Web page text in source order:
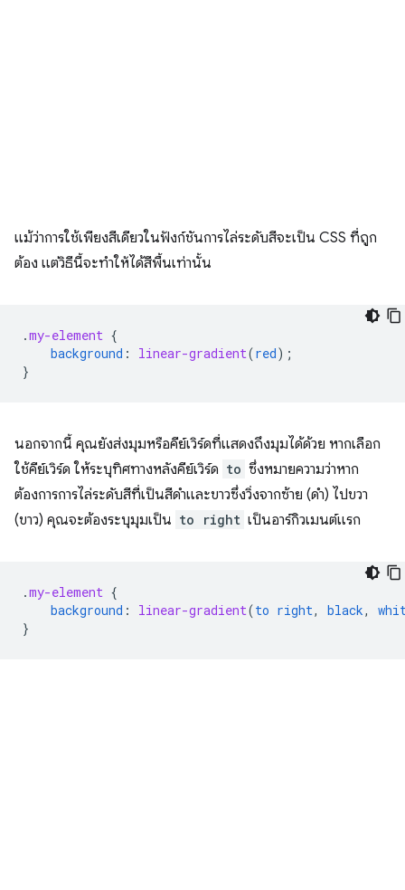
แม้ว่าการใช้เพียงสีเดียวในฟังก์ชันการไล่ระดับสีจะเป็น CSS ที่ถูก
ต้อง แต่วิธีนี้จะทำให้ได้สีพื้นเท่านั้น
.my-element {
background : linear-gradient(red);
}
นอกจากนี้ คุณยังส่งมุมหรือคีย์เวิร์ดที่แสดงถึงมุมได้ด้วย หากเลือก
ใช้คีย์เวิร์ด ให้ระบุทิศทางหลังคีย์เวิร์ด to ซึ่งหมายความว่าหาก
ต้องการการไล่ระดับสีที่เป็นสีดําและขาวซึ่งวิ่งจากซ้าย (ดํา) ไปขวา
(ขาว) คุณจะต้องระบุมุมเป็น to right เป็นอาร์กิวเมนต์แรก
.my-element {
background : linear-gradient(to right, black,
}